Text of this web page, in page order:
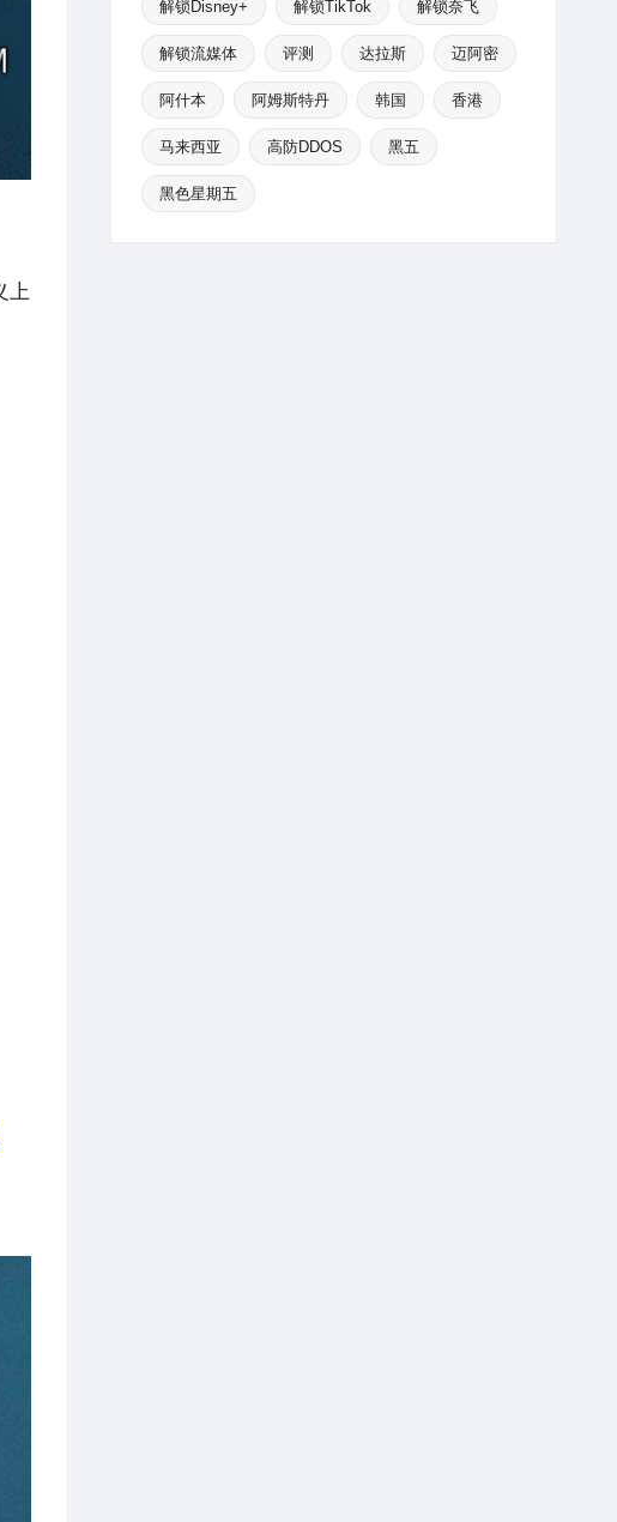
上
解锁Disney+ 解锁TikTok 解锁奈飞
解锁流媒体 评测 达拉斯 迈阿密
阿什本 阿姆斯特丹 韩国 香港
马来西亚 高防DDOS 黑五
黑色星期五